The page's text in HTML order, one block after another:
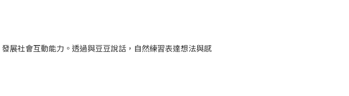
展社會互動能力。透過與豆豆說話，自然練習表達想法與感